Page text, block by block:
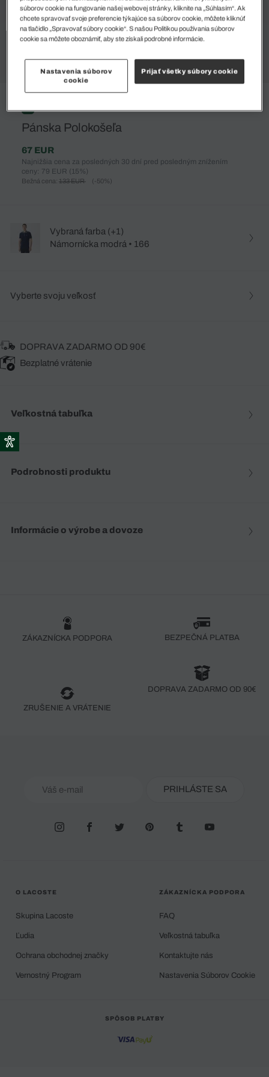
%
Pánska Polokošeľa
67 EUR
Najnižšia cena za posledných 30 dní pred posledným znížením
ceny: 79 EUR (15%)
Bežná cena: 133 EUR (-50%)
Vybraná farba (+1)
Námornícka modrá • 166
Vyberte svoju veľkosť
DOPRAVA ZADARMO OD 90€
Bezplatné vrátenie
Veľkostná tabuľka
Podrobnosti produktu
Informácie o výrobe a dovoze
ZÁKAZNÍCKA PODPORA BEZPEČNÁ PLATBA
ZRUŠENIE A VRÁTENIE
DOPRAVA ZADARMO OD 90€
PRIHLÁSTE SA
O LACOSTE
Skupina Lacoste
Ľudia
Ochrana obchodnej značky
Vernostný Program
ZÁKAZNÍCKA PODPORA
FAQ
Veľkostná tabuľka
Kontaktujte nás
Nastavenia Súborov Cookie
SPÔSOB PLATBY
súborov cookie na fungovanie našej webovej stránky, kliknite na „Súhlasím“. Ak
chcete spravovať svoje preferencie týkajúce sa súborov cookie, môžete kliknúť
na tlačidlo „Spravovať súbory cookie“. S našou Politikou používania súborov
cookie sa môžete oboznámiť, aby ste získali podrobné informácie.
Nastavenia súborov
cookie
Prijať všetky súbory cookie